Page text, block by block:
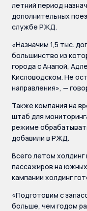
летний период
дополнительных
службе РЖД.
«Назначим 1,5 тыс.
большинство из
города с Анапой,
Кисловодском. Не
направления», —
Также компания на
штаб для
режиме
добавили в РЖД.
Всего летом холдинг
пассажиров на
кампании холдинг
«Подготовим с
больше, чем годом